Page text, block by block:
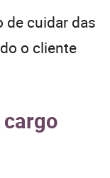
cuidar das
o cliente